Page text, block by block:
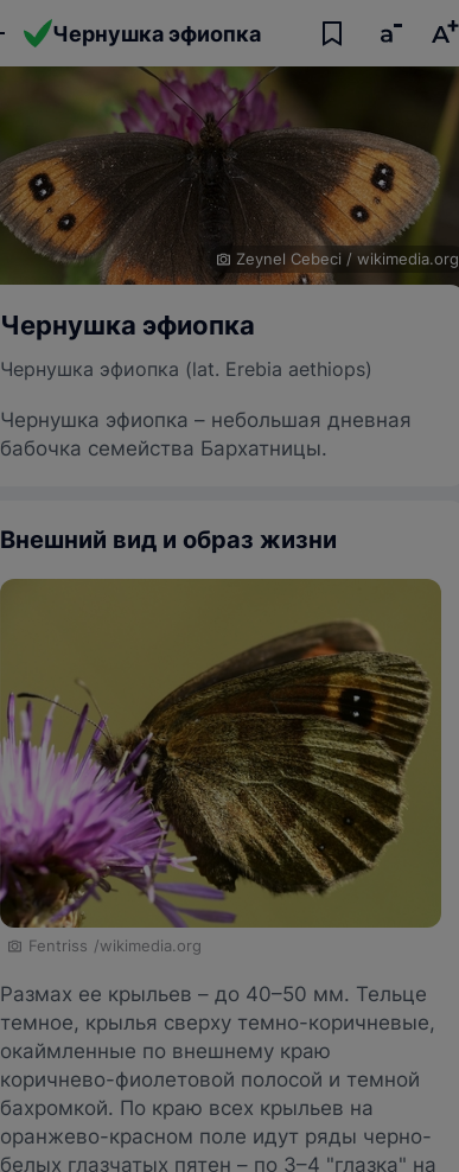
Чернушка эфиопка
Zeynel Cebeci / wikimedia.org
Чернушка эфиопка
Чернушка эфиопка (lat. Erebia aethiops)
Чернушка эфиопка – небольшая дневная
бабочка семейства Бархатницы.
Внешний вид и образ жизни
Fentriss /wikimedia.org
Размах ее крыльев – до 40–50 мм. Тельце
темное, крылья сверху темно-коричневые,
окаймленные по внешнему краю
коричнево-фиолетовой полосой и темной
бахромкой. По краю всех крыльев на
оранжево-красном поле идут ряды черно-
белых глазчатых пятен – по 3–4 "глазка" на